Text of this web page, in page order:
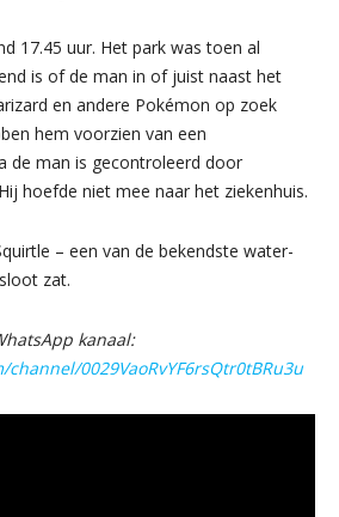
17.45 uur. Het park was toen al
is of de man in of juist naast het
en andere Pokémon op zoek
hem voorzien van een
de man is gecontroleerd door
hoefde niet mee naar het ziekenhuis.
– een van de bekendste water-
zat.
kanaal:
0029VaoRvYF6rsQtr0tBRu3u